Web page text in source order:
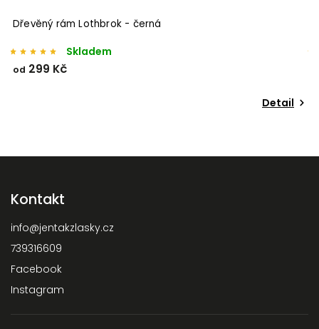
Dřevěný rám Lothbrok - černá
Skladem
od 299 Kč
Detail
Kontakt
info@jentakzlasky.cz
739316609
Facebook
Instagram